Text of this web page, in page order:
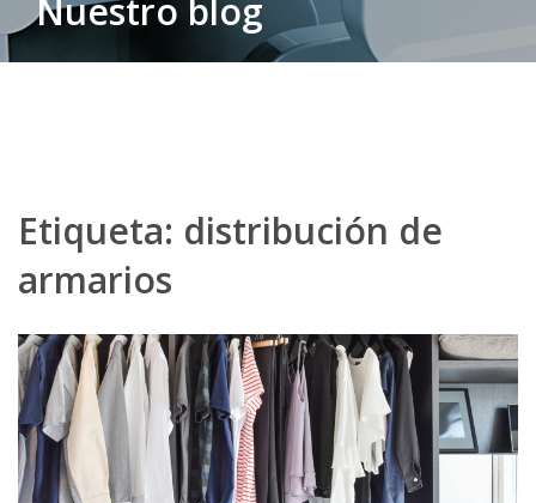
Nuestro blog
Etiqueta: distribución de
armarios